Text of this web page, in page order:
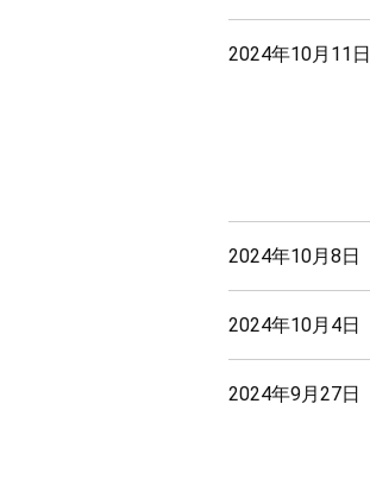
2024年10月11日
2024年10月8日
2024年10月4日
2024年9月27日